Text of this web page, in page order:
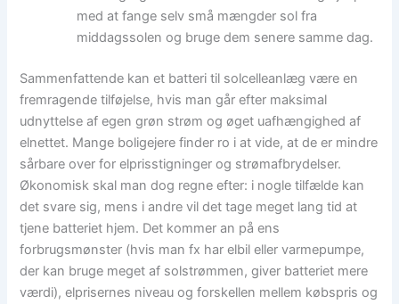
med at fange selv små mængder sol fra
middagssolen og bruge dem senere samme dag.
Sammenfattende kan et batteri til solcelleanlæg være en
fremragende tilføjelse, hvis man går efter maksimal
udnyttelse af egen grøn strøm og øget uafhængighed af
elnettet. Mange boligejere finder ro i at vide, at de er mindre
sårbare over for elprisstigninger og strømafbrydelser.
Økonomisk skal man dog regne efter: i nogle tilfælde kan
det svare sig, mens i andre vil det tage meget lang tid at
tjene batteriet hjem. Det kommer an på ens
forbrugsmønster (hvis man fx har elbil eller varmepumpe,
der kan bruge meget af solstrømmen, giver batteriet mere
værdi), elprisernes niveau og forskellen mellem købspris og